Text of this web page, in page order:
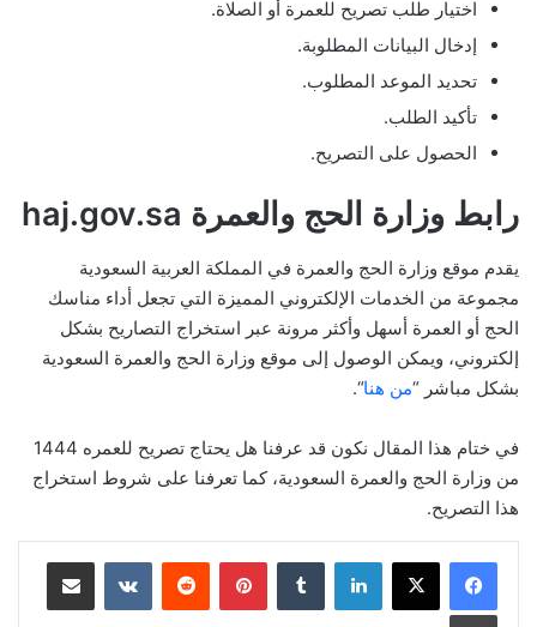
اختيار طلب تصريح للعمرة أو الصلاة.
إدخال البيانات المطلوبة.
تحديد الموعد المطلوب.
تأكيد الطلب.
الحصول على التصريح.
رابط وزارة الحج والعمرة haj.gov.sa
يقدم موقع وزارة الحج والعمرة في المملكة العربية السعودية
مجموعة من الخدمات الإلكتروني المميزة التي تجعل أداء مناسك
الحج أو العمرة أسهل وأكثر مرونة عبر استخراج التصاريح بشكل
إلكتروني، ويمكن الوصول إلى موقع وزارة الحج والعمرة السعودية
بشكل مباشر “من هنا“.
في ختام هذا المقال نكون قد عرفنا هل يحتاج تصريح للعمره 1444
من وزارة الحج والعمرة السعودية، كما تعرفنا على شروط استخراج
هذا التصريح.
لينكدإن بينتيريست مشاركة عبر البريد
طباعة